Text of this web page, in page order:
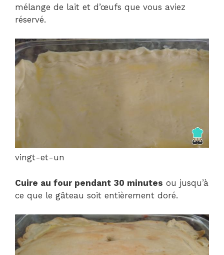
mélange de lait et d’œufs que vous aviez
réservé.
vingt-et-un
Cuire au four pendant 30 minutes ou jusqu’à
ce que le gâteau soit entièrement doré.